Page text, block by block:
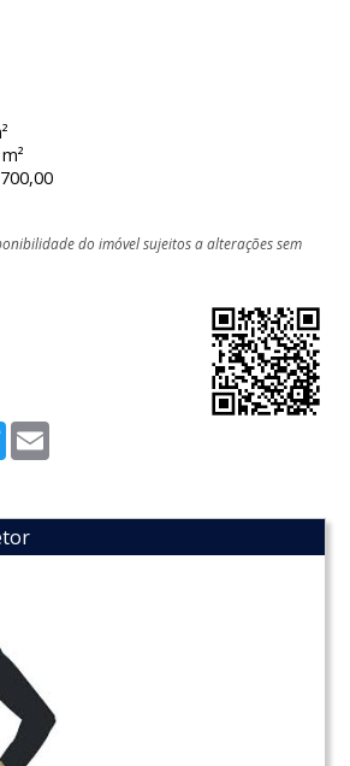
do imóvel sujeitos a alterações sem
Twitter